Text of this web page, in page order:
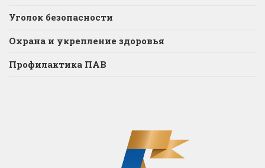
Уголок безопасности
Охрана и укрепление здоровья
Профилактика ПАВ